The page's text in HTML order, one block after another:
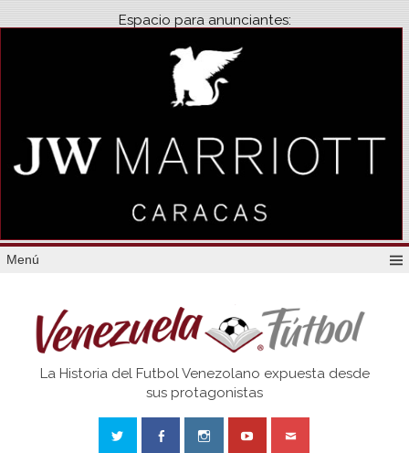
Espacio para anunciantes:
Menú
Venezuela
La Historia del Futbol Venezolano expuesta desde
sus protagonistas